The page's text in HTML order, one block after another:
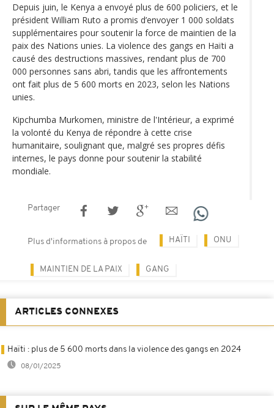
Depuis juin, le Kenya a envoyé plus de 600 policiers, et le
président William Ruto a promis d’envoyer 1 000 soldats
supplémentaires pour soutenir la force de maintien de la
paix des Nations unies. La violence des gangs en Haïti a
causé des destructions massives, rendant plus de 700
000 personnes sans abri, tandis que les affrontements
ont fait plus de 5 600 morts en 2023, selon les Nations
unies.
Kipchumba Murkomen, ministre de l'Intérieur, a exprimé
la volonté du Kenya de répondre à cette crise
humanitaire, soulignant que, malgré ses propres défis
internes, le pays donne pour soutenir la stabilité
mondiale.
Partager
Plus d'informations à propos de HAÏTI ONU
MAINTIEN DE LA PAIX GANG
ARTICLES CONNEXES
Haïti : plus de 5 600 morts dans la violence des gangs en 2024
08/01/2025